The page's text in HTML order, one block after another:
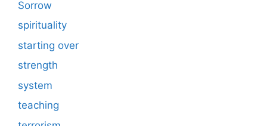
Sorrow
spirituality
starting over
strength
system
teaching